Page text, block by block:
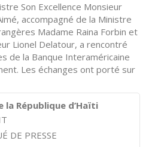
Son Excellence Monsieur
accompagné de la Ministre
Madame Raina Forbin et
Lionel Delatour, a rencontré
de la Banque Interaméricaine
Les échanges ont porté sur
la République d’Haïti
DE PRESSE